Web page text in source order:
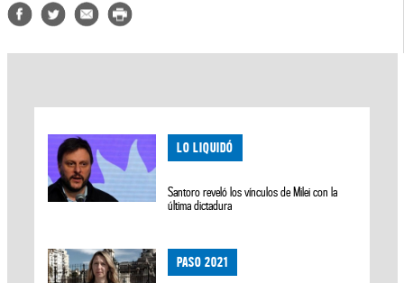
LO LIQUIDÓ
Santoro reveló los vínculos de Milei con la
última dictadura
PASO 2021